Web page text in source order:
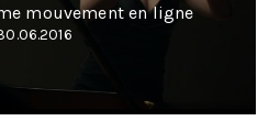
mouvement en ligne